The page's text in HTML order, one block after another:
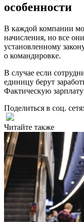
особенности
В каждой компании
начисления, но все
установленному
о командировке.
В случае если
единицу берут
Фактическую
Поделиться в соц.
Читайте также